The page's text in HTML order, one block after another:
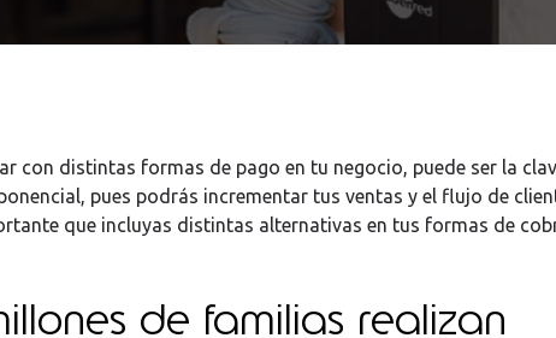
con distintas formas de pago en tu negocio, puede ser la
pues podrás incrementar tus ventas y el flujo de
que incluyas distintas alternativas en tus formas de
de familias realizan